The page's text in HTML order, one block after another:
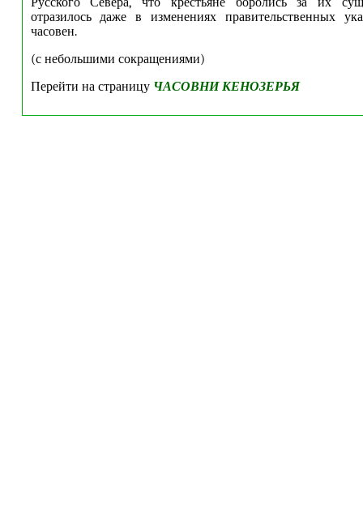
отразилось даже в изменениях правительственных
часовен.
(с небольшими сокращениями)
Перейти на страницу ЧАСОВНИ КЕНОЗЕРЬЯ